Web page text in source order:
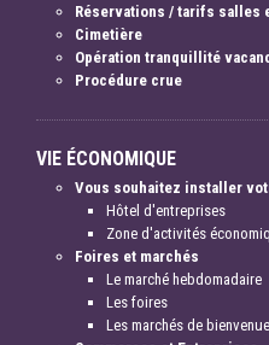
Réservations / tarifs salles
Cimetière
Opération tranquillité
Procédure crue
VIE ÉCONOMIQUE
Vous souhaitez installer
Hôtel d'entreprises
Zone d'activités
Foires et marchés
Le marché hebdomadaire
Les foires
Les marchés de bienvenue